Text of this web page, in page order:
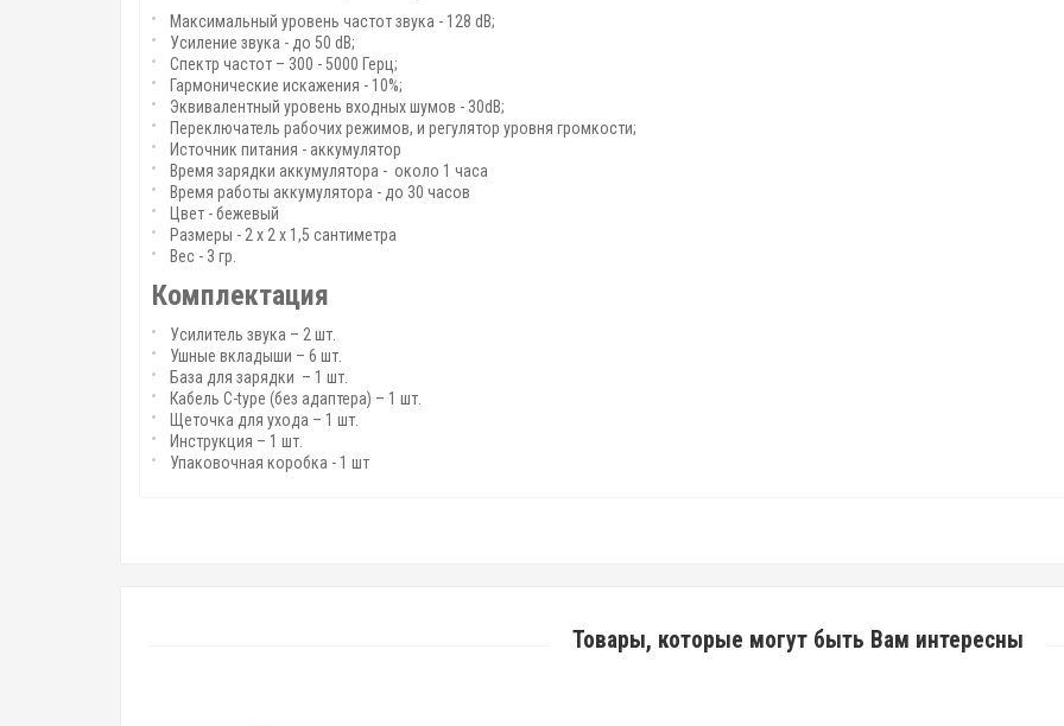
Максимальный уровень частот звука - 128 dB;
Усиление звука - до 50 dB;
Спектр частот – 300 - 5000 Герц;
Гармонические искажения - 10%;
Эквивалентный уровень входных шумов - 30dB;
Переключатель рабочих режимов, и регулятор уровня громкости;
Источник питания - аккумулятор
Время зарядки аккумулятора - около 1 часа
Время работы аккумулятора - до 30 часов
Цвет - бежевый
Размеры - 2 x 2 x 1,5 сантиметра
Вес - 3 гр.
Комплектация
Усилитель звука – 2 шт.
Ушные вкладыши – 6 шт.
База для зарядки – 1 шт.
Кабель C-type (без адаптера) – 1 шт.
Щеточка для ухода – 1 шт.
Инструкция – 1 шт.
Упаковочная коробка - 1 шт
Товары, которые могут быть Вам интересны